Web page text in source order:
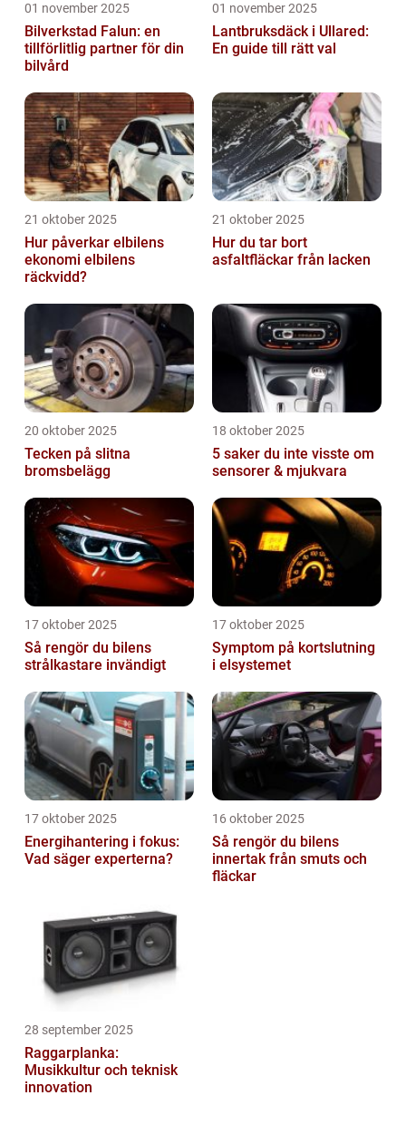
01 november 2025
Bilverkstad Falun: en
tillförlitlig partner för din
bilvård
01 november 2025
Lantbruksdäck i Ullared:
En guide till rätt val
21 oktober 2025
Hur påverkar elbilens
ekonomi elbilens
räckvidd?
21 oktober 2025
Hur du tar bort
asfaltfläckar från lacken
20 oktober 2025
Tecken på slitna
bromsbelägg
18 oktober 2025
5 saker du inte visste om
sensorer & mjukvara
17 oktober 2025
Så rengör du bilens
strålkastare invändigt
17 oktober 2025
Symptom på kortslutning
i elsystemet
17 oktober 2025
Energihantering i fokus:
Vad säger experterna?
16 oktober 2025
Så rengör du bilens
innertak från smuts och
fläckar
28 september 2025
Raggarplanka:
Musikkultur och teknisk
innovation